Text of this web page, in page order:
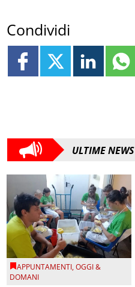
Condividi
ULTIME NEWS
APPUNTAMENTI,OGGI &
DOMANI